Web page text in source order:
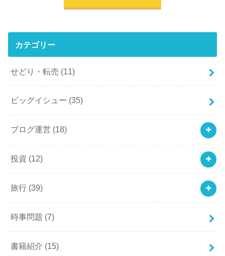
カテゴリー
せどり・転売 (11)
ビッグイシュー (35)
ブログ運営 (18)
投資 (12)
旅行 (39)
時事問題 (7)
書籍紹介 (15)